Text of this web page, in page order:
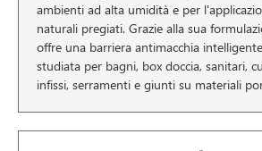
ambienti ad alta umidità e per
naturali pregiati. Grazie alla sua
offre una barriera antimacchia
studiata per bagni, box doccia, sanitari,
infissi, serramenti e giunti su materiali